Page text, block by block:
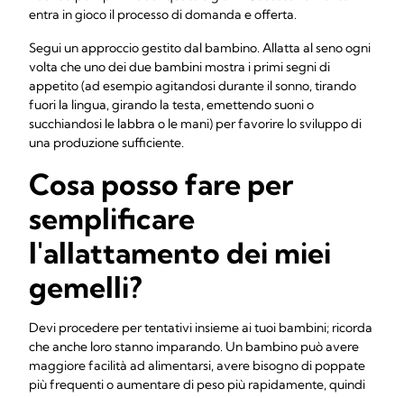
entra in gioco il processo di domanda e offerta.
Segui un approccio gestito dal bambino. Allatta al seno ogni
volta che uno dei due bambini mostra i primi segni di
appetito (ad esempio agitandosi durante il sonno, tirando
fuori la lingua, girando la testa, emettendo suoni o
succhiandosi le labbra o le mani) per favorire lo sviluppo di
una produzione sufficiente.
Cosa posso fare per
semplificare
l'allattamento dei miei
gemelli?
Devi procedere per tentativi insieme ai tuoi bambini; ricorda
che anche loro stanno imparando. Un bambino può avere
maggiore facilità ad alimentarsi, avere bisogno di poppate
più frequenti o aumentare di peso più rapidamente, quindi